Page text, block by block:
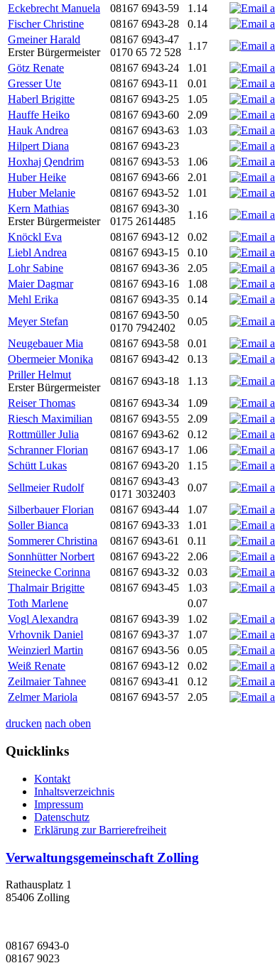
Eckebrecht Manuela
08167 6943-59 1.14
Fischer Christine
08167 6943-28 0.14
Gmeiner Harald
Erster Bürgermeister
08167 6943-47
0170 65 72 528
1.17
Götz Renate
08167 6943-24 1.01
Gresser Ute
08167 6943-11 0.01
Haberl Brigitte
08167 6943-25 1.05
Hauffe Heiko
08167 6943-60 2.09
Hauk Andrea
08167 6943-63 1.03
Hilpert Diana
08167 6943-23
Hoxhaj Qendrim
08167 6943-53 1.06
Huber Heike
08167 6943-66 2.01
Huber Melanie
08167 6943-52 1.01
Kern Mathias
Erster Bürgermeister
08167 6943-30
0175 2614485
1.16
Knöckl Eva
08167 6943-12 0.02
Liebl Andrea
08167 6943-15 0.10
Lohr Sabine
08167 6943-36 2.05
Maier Dagmar
08167 6943-16 1.08
Mehl Erika
08167 6943-35 0.14
Meyer Stefan
08167 6943-50
0170 7942402
0.05
Neugebauer Mia
08167 6943-58 0.01
Obermeier Monika
08167 6943-42 0.13
Priller Helmut
Erster Bürgermeister
08167 6943-18 1.13
Reiser Thomas
08167 6943-34 1.09
Riesch Maximilian
08167 6943-55 2.09
Rottmüller Julia
08167 6943-62 0.12
Schranner Florian
08167 6943-17 1.06
Schütt Lukas
08167 6943-20 1.15
Sellmeier Rudolf
08167 6943-43
0171 3032403
0.07
Silberbauer Florian
08167 6943-44 1.07
Soller Bianca
08167 6943-33 1.01
Sommerer Christina
08167 6943-61 0.11
Sonnhütter Norbert
08167 6943-22 2.06
Steinecke Corinna
08167 6943-32 0.03
Thalmair Brigitte
08167 6943-45 1.03
Toth Marlene
0.07
Vogl Alexandra
08167 6943-39 1.02
Vrhovnik Daniel
08167 6943-37 1.07
Weinzierl Martin
08167 6943-56 0.05
Weiß Renate
08167 6943-12 0.02
Zeilmaier Tahnee
08167 6943-41 0.12
Zelmer Mariola
08167 6943-57 2.05
drucken nach oben
Quicklinks
Kontakt
Inhaltsverzeichnis
Impressum
Datenschutz
Erklärung zur Barrierefreiheit
Verwaltungsgemeinschaft Zolling
Rathausplatz 1
85406 Zolling
08167 6943-0
08167 9023